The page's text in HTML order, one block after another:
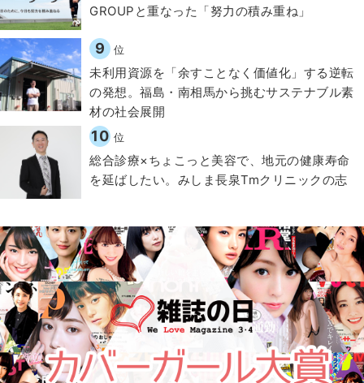
GROUPと重なった「努力の積み重ね」
9 位
​​未利用資源を「余すことなく価値化」する逆転
の発想。福島・南相馬から挑むサステナブル素
材の社会展開​
10 位
総合診療×ちょこっと美容で、地元の健康寿命
を延ばしたい。みしま長泉Tmクリニックの志